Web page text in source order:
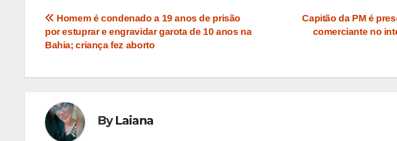
Navegação
de
Capitão da PM é
comerciante no
Homem é condenado a 19 anos de prisão
por estuprar e engravidar garota de 10 anos na
Bahia; criança fez aborto
ByLaiana